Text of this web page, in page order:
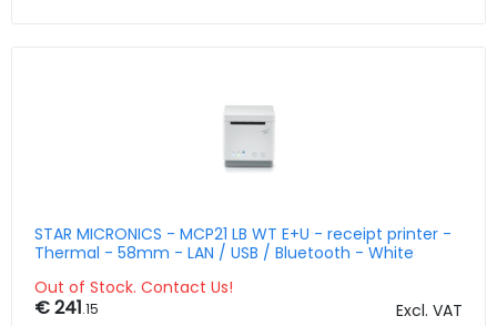
STAR MICRONICS - MCP21 LB WT E+U - receipt printer -
Thermal - 58mm - LAN / USB / Bluetooth - White
Out of Stock. Contact Us!
€ 241.15 Excl. VAT